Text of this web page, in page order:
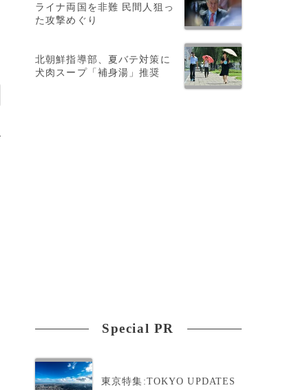
ライナ両国を非難 民間人狙っ
た攻撃めぐり
北朝鮮指導部、夏バテ対策に
犬肉スープ「補身湯」推奨
Special PR
東京特集:TOKYO UPDATES